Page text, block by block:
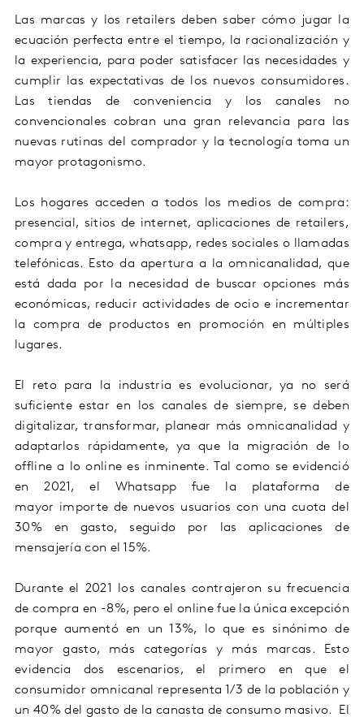
Las marcas y los retailers deben saber cómo jugar la
ecuación perfecta entre el tiempo, la racionalización y
la experiencia, para poder satisfacer las necesidades y
cumplir las expectativas de los nuevos consumidores.
Las tiendas de conveniencia y los canales no
convencionales cobran una gran relevancia para las
nuevas rutinas del comprador y la tecnología toma un
mayor protagonismo.
Los hogares acceden a todos los medios de compra:
presencial, sitios de internet, aplicaciones de retailers,
compra y entrega, whatsapp, redes sociales o llamadas
telefónicas. Esto da apertura a la omnicanalidad, que
está dada por la necesidad de buscar opciones más
económicas, reducir actividades de ocio e incrementar
la compra de productos en promoción en múltiples
lugares.
El reto para la industria es evolucionar, ya no será
suficiente estar en los canales de siempre, se deben
digitalizar, transformar, planear más omnicanalidad y
adaptarlos rápidamente, ya que la migración de lo
offline a lo online es inminente. Tal como se evidenció
en 2021, el Whatsapp fue la plataforma de
mayor importe de nuevos usuarios con una cuota del
30% en gasto, seguido por las aplicaciones de
mensajería con el 15%.
Durante el 2021 los canales contrajeron su frecuencia
de compra en -8%, pero el online fue la única excepción
porque aumentó en un 13%, lo que es sinónimo de
mayor gasto, más categorías y más marcas. Esto
evidencia dos escenarios, el primero en que el
consumidor omnicanal representa 1/3 de la población y
un 40% del gasto de la canasta de consumo masivo. El